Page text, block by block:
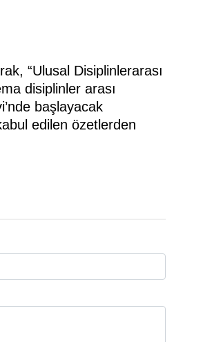
“Ulusal Disiplinlerarası
disiplinler arası
başlayacak
edilen özetlerden